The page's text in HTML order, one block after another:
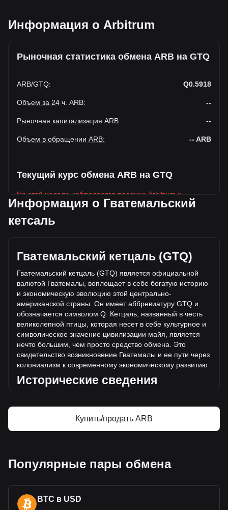
Информация о Arbitrum
Рыночная статистика обмена ARB на GTQ
ARB/GTQ: Q0.5918
Объем за 24 ч. ARB: --
Рыночная капитализация ARB: --
Объем в обращении ARB: -- ARB
Текущий курс обмена ARB на GTQ
На этой неделе наблюдается падение Arbitrum к
Гватемальский кетсаль
Текущая рыночная цена Arbitrum составляет Q0.5918 за
Объем торгов упал на Arbitrum% (Q-- GTQ) за последние
24 часа, а объем торгов -- составил Q-- было продано за
тот же период.
Дополнительная информация о Arbitrum
на Bitget
Цена Arbitrum
Прогноз курса Arbitrum
Что такое Arbitrum (ARB)
Arbitrum — калькулятор прибыли
Информация о Гватемальский
кетсаль
Гватемальский кетцаль (GTQ)
Гватемальский кетцаль (GTQ) является официальной
валютой Гватемалы, воплощает в себе богатую историю
и экономическую эволюцию этой центрально-
американской страны. Он имеет аббревиатуру GTQ и
обозначается символом Q. Кетцаль, названный в честь
великолепной птицы, которая несет в себе культурное и
символическое значение цивилизации майя, является
нечто большим, чем просто средство обмена. Это
свидетельство возникновение Гватемалы и ее пути через
колониализм к современному экономическому развитию.
Исторические сведения
году, заменив песо Центрально-американской
Республики. Такое изменение было не просто денежной
периодом значительных экономических и социальных
изменений в Гватемале, ознаменовавших переход
Дизайн и символика
Купить/продать ARB
Популярные пары обмена
BTC в USD